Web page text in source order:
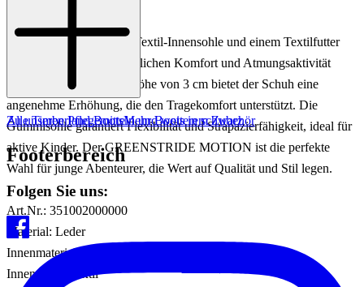
Dieser Boot ist mit einer Textil-Innensohle und einem Textilfutter
ausgestattet, die für zusätzlichen Komfort und Atmungsaktivität
sorgen. Mit einer Absatzhöhe von 3 cm bietet der Schuh eine
angenehme Erhöhung, die den Tragekomfort unterstützt. Die
Gummisohle garantiert Flexibilität und Strapazierfähigkeit, ideal für
aktive Kinder. Der GREENSTRIDE MOTION ist die perfekte
Wahl für junge Abenteurer, die Wert auf Qualität und Stil legen.
Art.Nr.: 351002000000
Material: Leder
Innenmaterial: Textil
Innensohle: Textil
Zu unseren Pflegemitteln und weiterem Zubehör
Alle Timberland BootsMehr Boots in schwarz
Footerbereich
Folgen Sie uns: